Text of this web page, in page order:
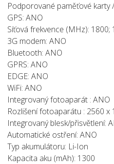
Podporované paměťové karty
GPS: ANO
Síťová frekvence (MHz): 1800;
3G modem: ANO
Bluetooth: ANO
GPRS: ANO
EDGE: ANO
WiFi: ANO
Integrovaný fotoaparát : ANO
Rozlišení fotoaparátu : 2560 x
Integrovaný blesk/přisvětlení:
Automatické ostření: ANO
Typ akumulátoru: Li-Ion
Kapacita aku (mAh): 1300